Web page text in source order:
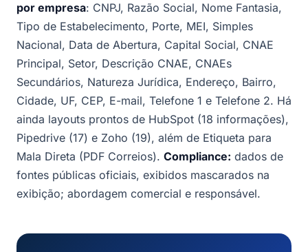
por empresa: CNPJ, Razão Social, Nome Fantasia,
Tipo de Estabelecimento, Porte, MEI, Simples
Nacional, Data de Abertura, Capital Social, CNAE
Principal, Setor, Descrição CNAE, CNAEs
Secundários, Natureza Jurídica, Endereço, Bairro,
Cidade, UF, CEP, E-mail, Telefone 1 e Telefone 2. Há
ainda layouts prontos de HubSpot (18 informações),
Pipedrive (17) e Zoho (19), além de Etiqueta para
Mala Direta (PDF Correios). Compliance: dados de
fontes públicas oficiais, exibidos mascarados na
exibição; abordagem comercial e responsável.